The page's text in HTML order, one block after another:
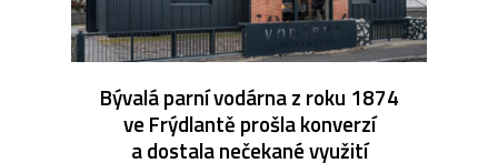
Bývalá parní vodárna z roku 1874
ve Frýdlantě prošla konverzí
a dostala nečekané využití